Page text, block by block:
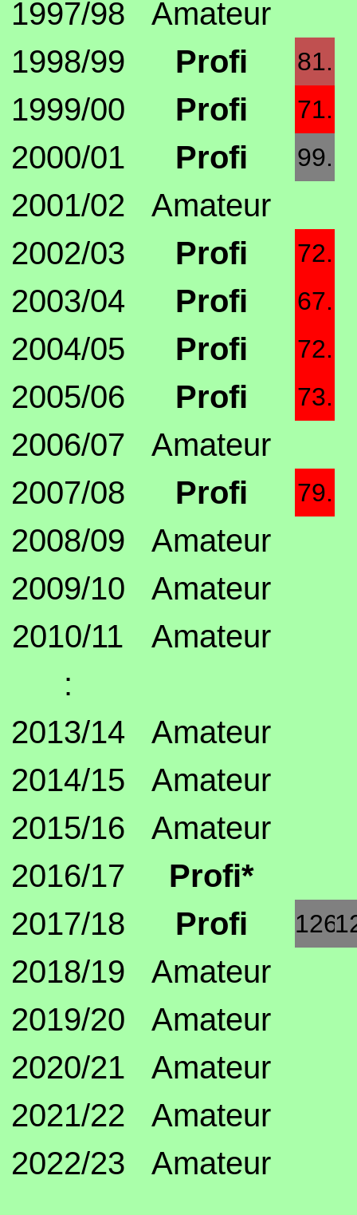
1997/98
Amateur
1998/99
Profi 81.
1999/00 Profi 71.
2000/01 Profi 99.
2001/02
Amateur
2002/03
Profi 72.
2003/04 Profi 67.
2004/05 Profi 72.
2005/06 Profi 73.
2006/07
Amateur
2007/08
Profi 79.
2008/09
Amateur
2009/10
Amateur
2010/11
Amateur
:
2013/14
Amateur
2014/15
Amateur
2015/16
Amateur
2016/17
Profi*
2017/18
Profi 126.
2018/19
Amateur
2019/20
Amateur
2020/21
Amateur
2021/22
Amateur
2022/23
Amateur